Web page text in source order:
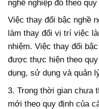
nghề nghiệp đó theo
Việc thay đổi bậc nghề
làm thay đổi vị trí việc
nhiệm. Việc thay đổi
được thực hiện theo
dụng, sử dụng và quản
3. Trong thời gian chưa
mới theo quy định của